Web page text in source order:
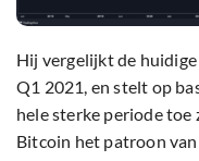
Hij vergelijkt de
Q1 2021, en stelt op
hele sterke periode
Bitcoin het patroon